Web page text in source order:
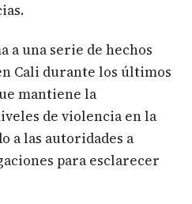
a una serie de hechos
Cali durante los últimos
mantiene la
de violencia en la
a las autoridades a
para esclarecer